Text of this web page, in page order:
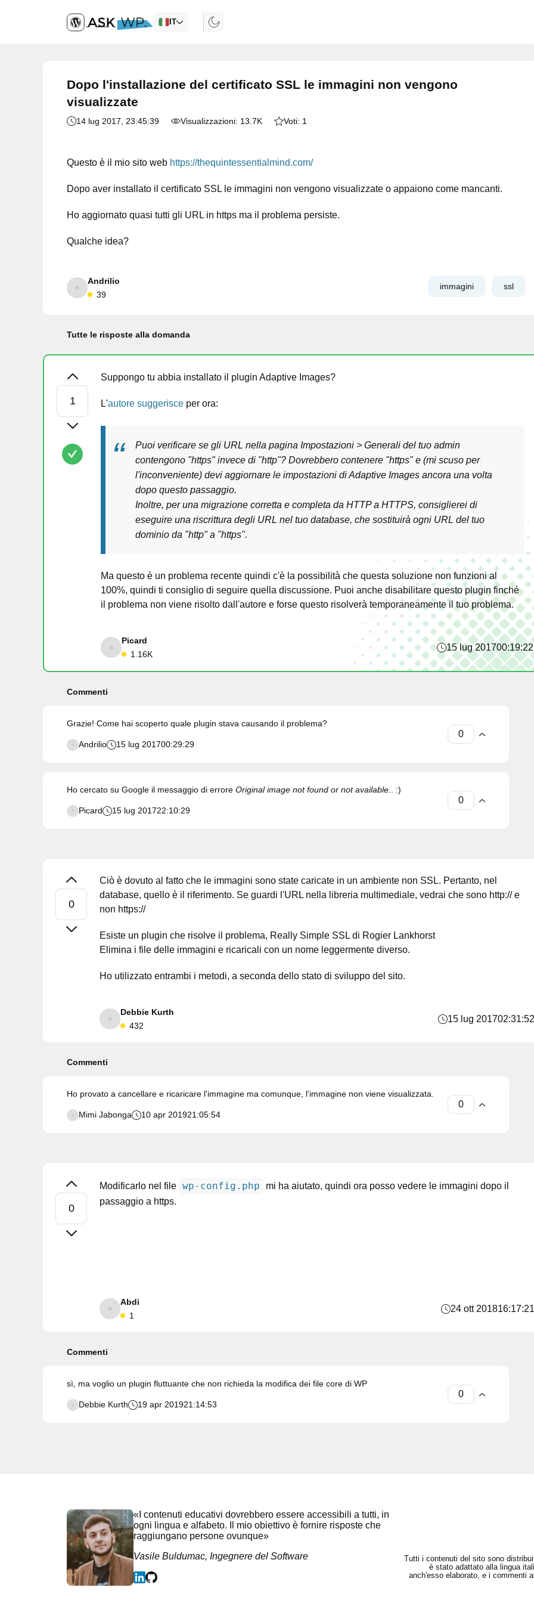
IT
Dopo l'installazione del certificato SSL le immagini non vengono
visualizzate
14 lug 2017 , 23:45:39 Visualizzazioni: 13.7K Voti: 1
Questo è il mio sito web https://thequintessentialmind.com/
Dopo aver installato il certificato SSL le immagini non vengono visualizzate o appaiono come mancanti.
Ho aggiornato quasi tutti gli URL in https ma il problema persiste.
Qualche idea?
Andrilio
39
immagini ssl
Tutte le risposte alla domanda
Suppongo tu abbia installato il plugin Adaptive Images?
L'autore suggerisce per ora:
Puoi verificare se gli URL nella pagina Impostazioni > Generali del tuo admin
contengono "https" invece di "http"? Dovrebbero contenere "https" e (mi scuso per
l'inconveniente) devi aggiornare le impostazioni di Adaptive Images ancora una volta
dopo questo passaggio.
Inoltre, per una migrazione corretta e completa da HTTP a HTTPS, consiglierei di
eseguire una riscrittura degli URL nel tuo database, che sostituirà ogni URL del tuo
dominio da "http" a "https".
Ma questo è un problema recente quindi c'è la possibilità che questa soluzione non funzioni al
100%, quindi ti consiglio di seguire quella discussione. Puoi anche disabilitare questo plugin finché
il problema non viene risolto dall'autore e forse questo risolverà temporaneamente il tuo problema.
Picard
1.16K
15 lug 201700:19:22
Commenti
Grazie! Come hai scoperto quale plugin stava causando il problema?
Andrilio 15 lug 201700:29:29
Ho cercato su Google il messaggio di errore Original image not found or not available. . :)
Picard 15 lug 201722:10:29
Ciò è dovuto al fatto che le immagini sono state caricate in un ambiente non SSL. Pertanto, nel
database, quello è il riferimento. Se guardi l'URL nella libreria multimediale, vedrai che sono http:// e
non https://
Esiste un plugin che risolve il problema, Really Simple SSL di Rogier Lankhorst
Elimina i file delle immagini e ricaricali con un nome leggermente diverso.
Ho utilizzato entrambi i metodi, a seconda dello stato di sviluppo del sito.
Debbie Kurth
432
15 lug 201702:31:52
Commenti
Ho provato a cancellare e ricaricare l'immagine ma comunque, l'immagine non viene visualizzata.
Mimi Jabonga 10 apr 201921:05:54
Modificarlo nel file wp-config.php
mi ha aiutato, quindi ora posso vedere le immagini dopo il
passaggio a https.
Abdi
1
24 ott 201816:17:21
Commenti
sì, ma voglio un plugin fluttuante che non richieda la modifica dei file core di WP
Debbie Kurth 19 apr 201921:14:53
«I contenuti educativi dovrebbero essere accessibili a tutti, in
ogni lingua e alfabeto. Il mio obiettivo è fornire risposte che
raggiungano persone ovunque»
Vasile Buldumac, Ingegnere del Software
Tutti i contenuti del sito sono
è stato adattato alla lingua
anch'esso elaborato, e i commenti